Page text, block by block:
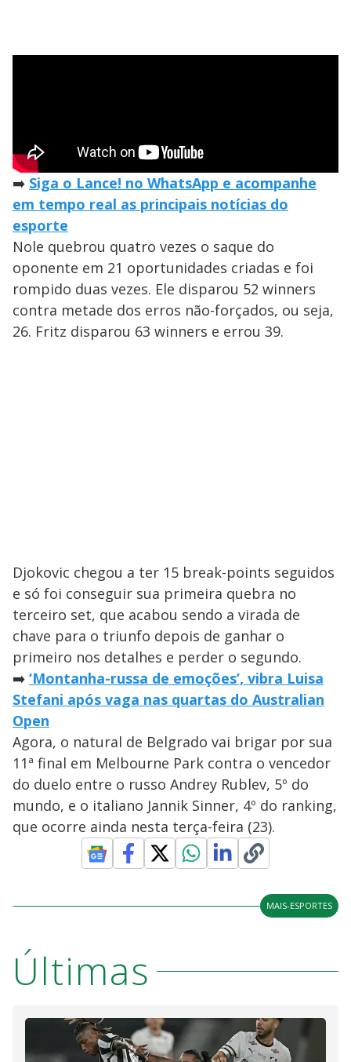
➡️ Siga o Lance! no WhatsApp e acompanhe
em tempo real as principais notícias do
esporte
Nole quebrou quatro vezes o saque do
oponente em 21 oportunidades criadas e foi
rompido duas vezes. Ele disparou 52 winners
contra metade dos erros não-forçados, ou seja,
26. Fritz disparou 63 winners e errou 39.
Djokovic chegou a ter 15 break-points seguidos
e só foi conseguir sua primeira quebra no
terceiro set, que acabou sendo a virada de
chave para o triunfo depois de ganhar o
primeiro nos detalhes e perder o segundo.
➡️ ‘Montanha-russa de emoções’, vibra Luisa
Stefani após vaga nas quartas do Australian
Open
Agora, o natural de Belgrado vai brigar por sua
11ª final em Melbourne Park contra o vencedor
do duelo entre o russo Andrey Rublev, 5º do
mundo, e o italiano Jannik Sinner, 4º do ranking,
que ocorre ainda nesta terça-feira (23).
MAIS-ESPORTES
Últimas